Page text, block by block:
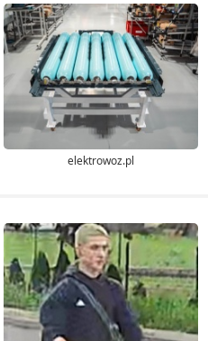
elektrowoz.pl